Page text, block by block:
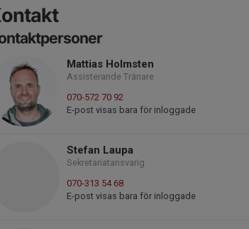
Mattias Holmsten
Assisterande Tränare
070-572 70 92
E-post visas bara för inloggade
Stefan Laupa
Sekretariatansvarig
070-313 54 68
E-post visas bara för inloggade